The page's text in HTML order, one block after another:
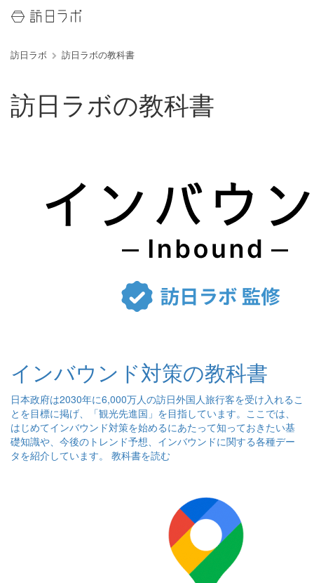
訪日ラボ 訪日ラボの教科書
訪日ラボの教科書
インバウンド対策の教科書
日本政府は2030年に6,000万人の訪日外国人旅行客を受け入れるこ
とを目標に掲げ、「観光先進国」を目指しています。ここでは、
はじめてインバウンド対策を始めるにあたって知っておきたい基
礎知識や、今後のトレンド予想、インバウンドに関する各種デー
タを紹介しています。 教科書を読む